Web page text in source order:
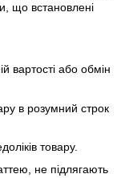
що встановлені
вартості або обмін
в розумний строк
товару.
не підлягають